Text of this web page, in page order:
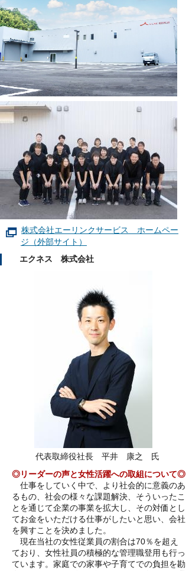
株式会社エーリンクサービス ホームペー
ジ（外部サイト）
エクネス 株式会社
代表取締役社長 平井 康之 氏
◎リーダーの声と女性活躍への取組について◎
仕事をしていく中で、より社会的に意義のあ
るもの、社会の様々な課題解決、そういったこ
とを通じて企業の事業を拡大し、その対価とし
てお金をいただける仕事がしたいと思い、会社
を興すことを決めました。
現在当社の女性従業員の割合は70％を超え
ており、女性社員の積極的な管理職登用も行っ
ています。家庭での家事や子育てでの負担を勘